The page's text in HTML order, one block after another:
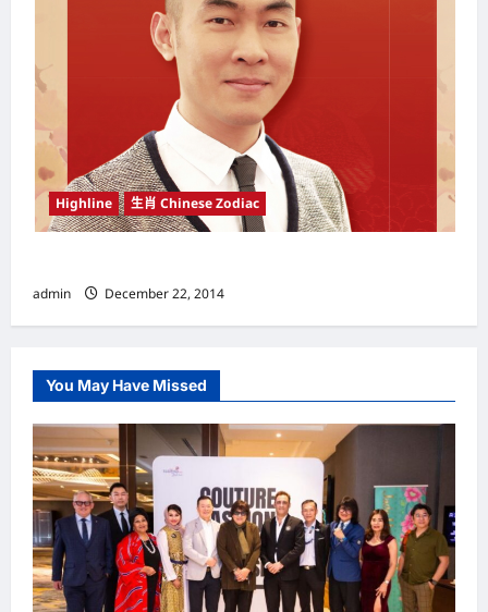
Highline 生肖 Chinese Zodiac
admin December 22, 2014
You May Have Missed